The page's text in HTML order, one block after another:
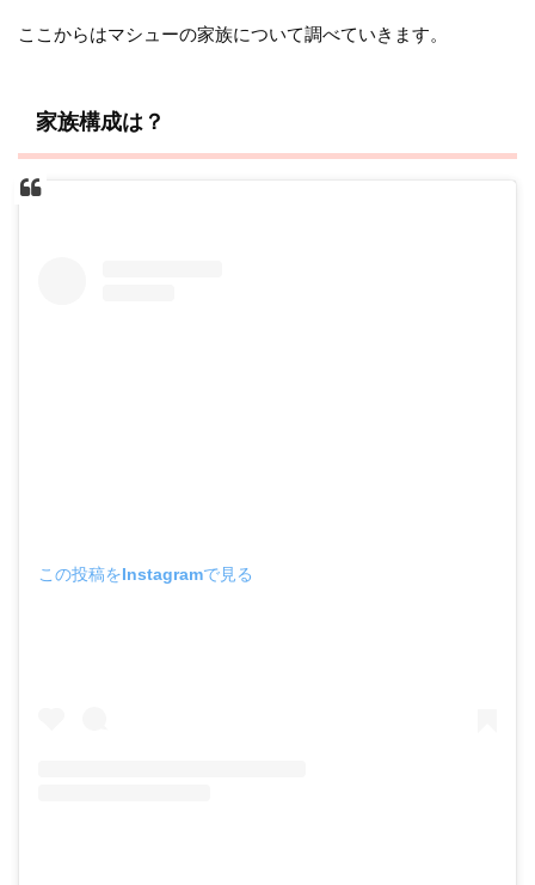
ここからはマシューの家族について調べていきます。
家族構成は？
この投稿をInstagramで見る